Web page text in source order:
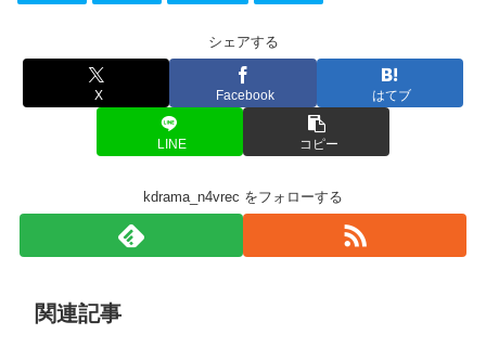
シェアする
X Facebook はてブ
LINE コピー
kdrama_n4vrec をフォローする
関連記事